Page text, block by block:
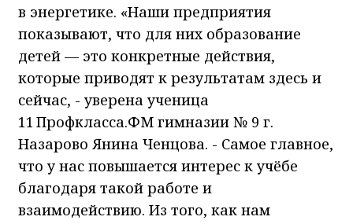
в энергетике. «Наши предприятия
показывают, что для них образование
детей — это конкретные действия,
которые приводят к результатам здесь и
сейчас, - уверена ученица
11 Профкласса.ФМ гимназии № 9 г.
Назарово Янина Ченцова. - Самое главное,
что у нас повышается интерес к учёбе
благодаря такой работе и
взаимодействию. Из того, как нам